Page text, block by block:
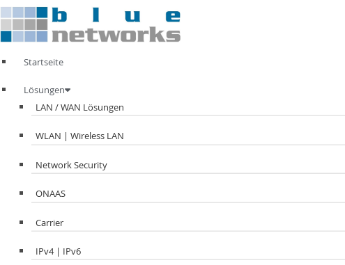
Zum
springen
Startseite
Lösungen
LAN / WAN Lösungen
WLAN | Wireless LAN
Network Security
ONAAS
Carrier
IPv4 | IPv6